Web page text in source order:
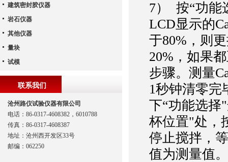
7） 按“功能
LCD显示的
于80%，则
20%，如果
步骤。测量
1秒钟清零完
下“功能选择
杯位置"处，
停止搅拌，
值为测量值
建筑密封胶仪器
岩石仪器
其他仪器
量块
试模
联系我们
沧州路仪试验仪器有限公司
电话：86-0317-4608382，6010788
传真：86-0317-4608387
地址：沧州西开发区33号
邮编：062250